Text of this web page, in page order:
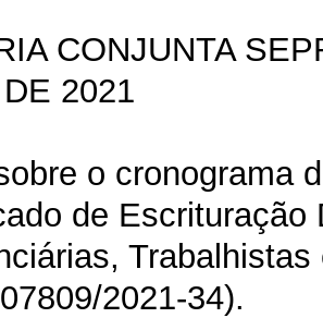
CONJUNTA
2021
o cronograma
de Escrituração
2021-34).